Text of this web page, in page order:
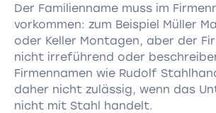
Der Familienname muss im
vorkommen: zum Beispiel Müller
oder Keller Montagen, aber der
nicht irreführend oder
Firmennamen wie Rudolf
daher nicht zulässig, wenn das
nicht mit Stahl handelt.